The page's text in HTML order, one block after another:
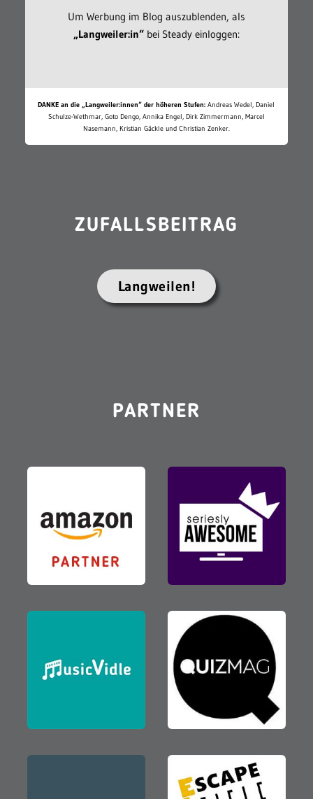
Um Werbung im Blog auszublenden, als
„Langweiler:in“bei Steady einloggen:
DANKE an die „Langweiler:innen“ der höheren Stufen: Andreas Wedel, Daniel
Schulze-Wethmar, Goto Dengo, Annika Engel, Dirk Zimmermann, Marcel
Nasemann, Kristian Gäckle und Christian Zenker.
ZUFALLSBEITRAG
Langweilen!
PARTNER